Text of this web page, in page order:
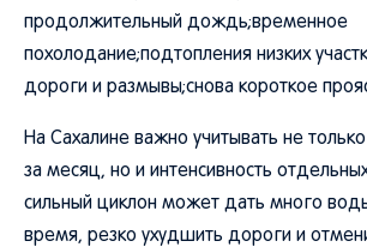
продолжительный дождь;временное
похолодание;подтопления низких
дороги и размывы;снова короткое
На Сахалине важно учитывать не
за месяц, но и интенсивность
сильный циклон может дать много
время, резко ухудшить дороги и